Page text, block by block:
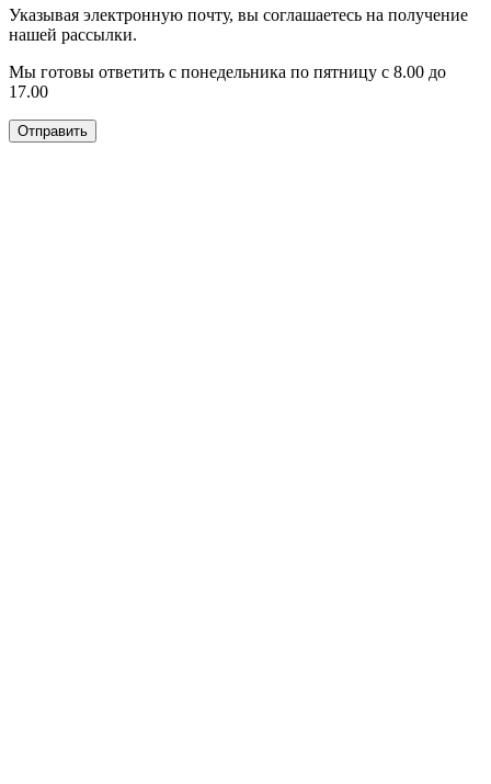
Указывая электронную почту, вы соглашаетесь на получение
нашей рассылки.
Мы готовы ответить с понедельника по пятницу с 8.00 до
17.00